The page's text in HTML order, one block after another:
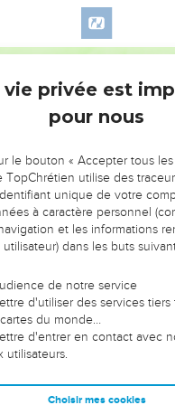
PAS
DE L’ANNÉE !
ERREURS POUVAIENT
VOTRES ?
vision. Mais on voit moins les
qu'ils ont traversés,
sont elles qui les ont façonnés.
leaders,
avec plus de sagesse afin
vie privée est
pour nous
le bouton « Accepter tous
TopChrétien utilise des
unique de votre
à caractère personnel
et les informations
dans les buts
de notre service
d'utiliser des services
du monde…
d'entrer en contact avec
utilisateurs.
Choisir mes cookies